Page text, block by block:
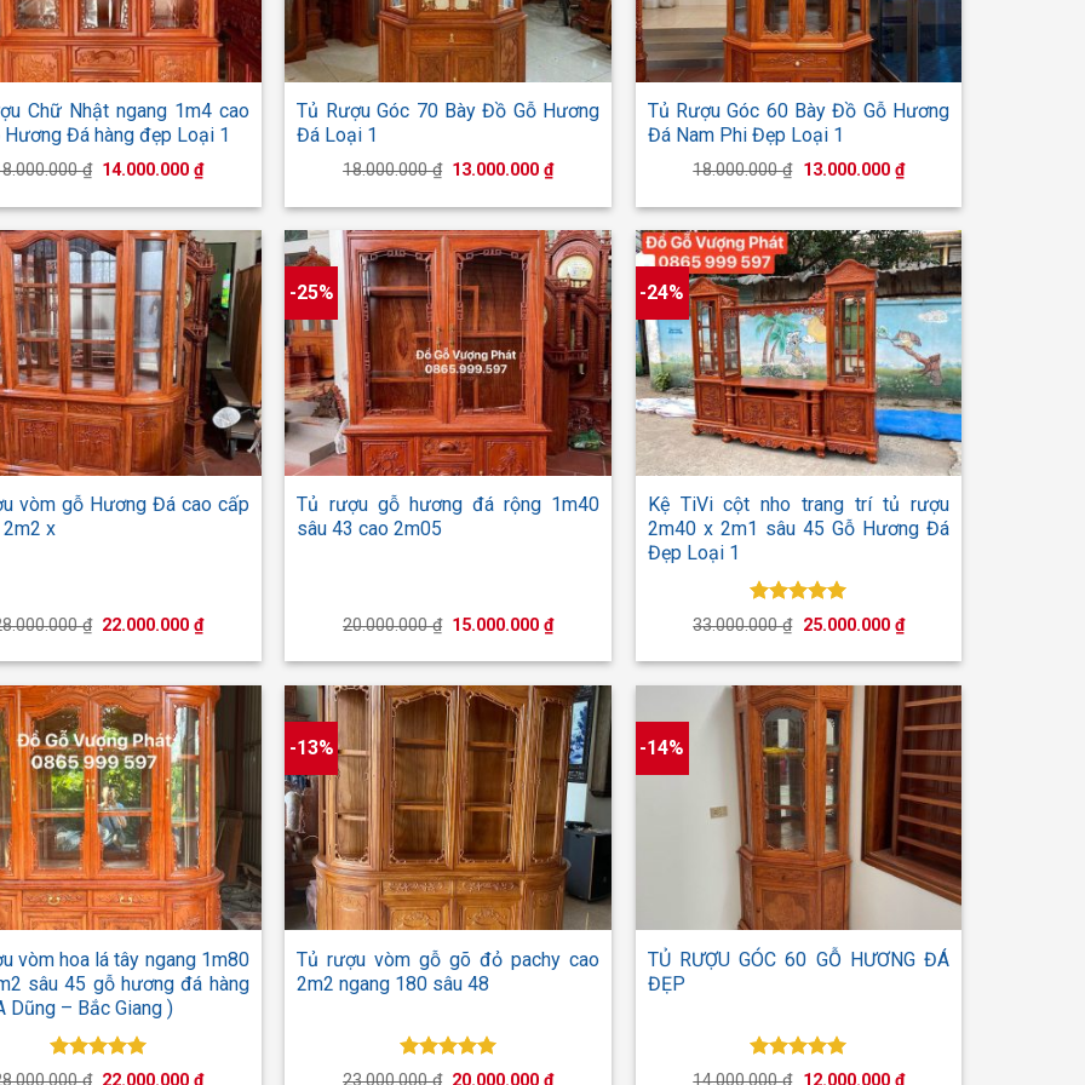
Chữ Nhật ngang 1m4 cao
Đá hàng đẹp Loại 1
₫ Giá
là:
14.000.000₫Giá
tại
14.000.000 ₫.
+
Tủ Rượu Góc 70 Bày Đồ Gỗ Hương
Đá Loại 1
18.000.000₫ Giá
là:
13.000.000₫Giá
tại
13.000.000 ₫.
+
Tủ Rượu Góc 60 Bày Đồ Gỗ Hương
Đá Nam Phi Đẹp Loại 1
18.000.000₫ Giá
là:
13.000.000 ₫Giá
tại
13.000.000 ₫.
vòm gỗ Hương Đá cao cấp
x
₫ Giá
là:
22.000.000₫Giá
hiện
tại
22.000.000 ₫.
-25%
+
Tủ rượu gỗ hương đá rộng 1m40
sâu 43 cao 2m05
20.000.000₫ Giá
là:
15.000.000₫Giá
hiện
tại
15.000.000 ₫.
-24%
+
Kệ TiVi cột nho trang trí tủ rượu
2m40 x 2m1 sâu 45 Gỗ Hương Đá
Đẹp Loại 1
Được xếp
hạng
5 sao
33.000.000₫ Giá
là:
25.000.000 ₫Giá
hiện
tại
25.000.000 ₫.
vòm hoa lá tây ngang 1m80
sâu 45 gỗ hương đá hàng
Dũng – Bắc Giang )
Được xếp
₫ Giá
22.000.000₫Giá
-13%
+
Tủ rượu vòm gỗ gõ đỏ pachy cao
2m2 ngang 180 sâu 48
Được xếp
23.000.000₫ Giá
20.000.000₫Giá
-14%
TỦ RƯỢU GÓC 60 GỖ HƯƠNG ĐÁ
ĐẸP
Được xếp
14.000.000₫ Giá
12.000.000 ₫Giá